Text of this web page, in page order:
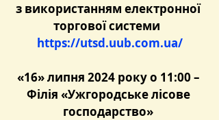
з використанням електронної
торгової системи
https://utsd.uub.com.ua/
«16» липня 2024 року о 11:00 –
Філія «Ужгородське лісове
господарство»